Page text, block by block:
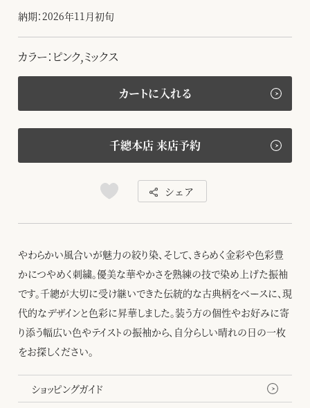
納期：2026年11月初旬
カラー：ピンク,ミックス
カートに入れる
千總本店 来店予約
シェア
やわらかい風合いが魅力の絞り染、そして、きらめく金彩や色彩豊
かにつやめく刺繍。優美な華やかさを熟練の技で染め上げた振袖
です。千總が大切に受け継いできた伝統的な古典柄をベースに、現
代的なデザインと色彩に昇華しました。装う方の個性やお好みに寄
り添う幅広い色やテイストの振袖から、自分らしい晴れの日の一枚
をお探しください。
ショッピングガイド